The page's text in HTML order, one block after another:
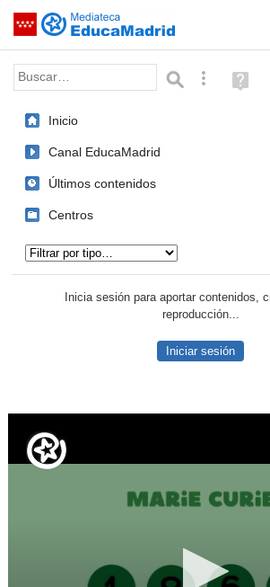
Saltar navegación
Palabra o frase: BúsquedaAyuda
(en
Inicio
Canal EducaMadrid
Últimos contenidos
Centros
Inicia sesión para aportar contenidos,
reproducción...
Iniciar sesión